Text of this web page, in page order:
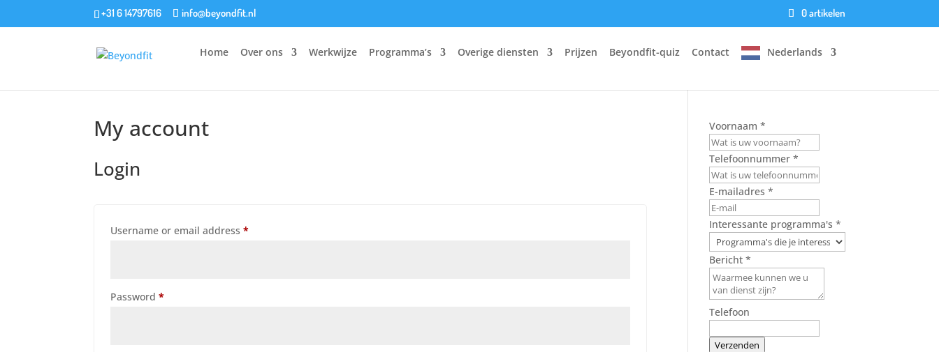
+31 6 14797616 info@beyondfit.nl 0 artikelen
Home Over ons Werkwijze Programma’s Overige diensten Prijzen Beyondfit-quiz Contact Nederlands
My account
Login
Username or email address*Required
Password*Required
Voornaam*
Telefoonnummer*
E-mailadres*
Interessante programma's*
Bericht*
Telefoon
Verzenden